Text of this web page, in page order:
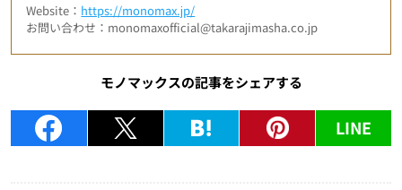
Website： https://monomax.jp/
お問い合わせ：monomaxofficial@takarajimasha.co.jp
モノマックスの記事をシェアする
LINE